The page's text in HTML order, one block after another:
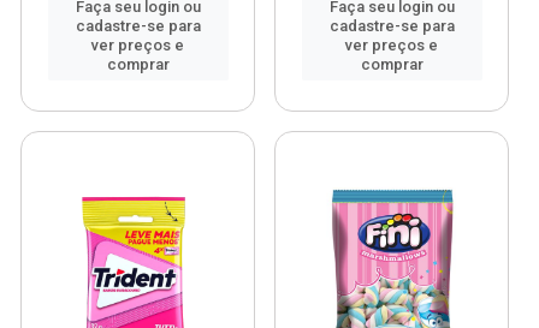
Faça seu login ou
cadastre-se para
ver preços e
comprar
Faça seu login ou
cadastre-se para
ver preços e
comprar